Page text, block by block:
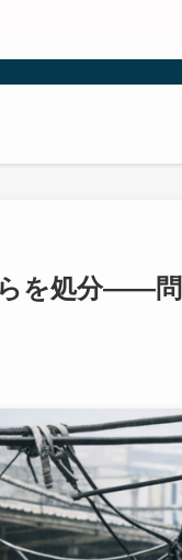
を処分——